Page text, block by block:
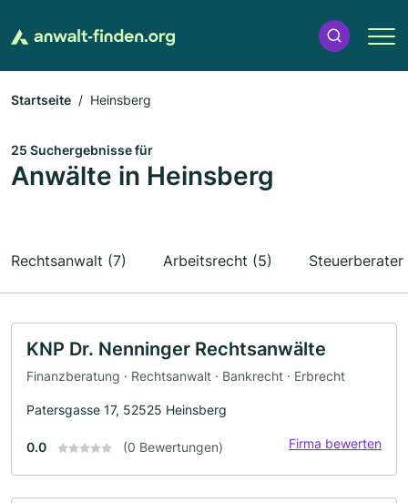
Startseite Heinsberg
25 Suchergebnisse für
Anwälte in Heinsberg
Rechtsanwalt (7) Arbeitsrecht (5)
KNP Dr. Nenninger Rechtsanwälte
Finanzberatung · Rechtsanwalt · Bankrecht · Erbrecht
Patersgasse 17, 52525 Heinsberg
0.0 (0 Bewertungen) Firma bewerten